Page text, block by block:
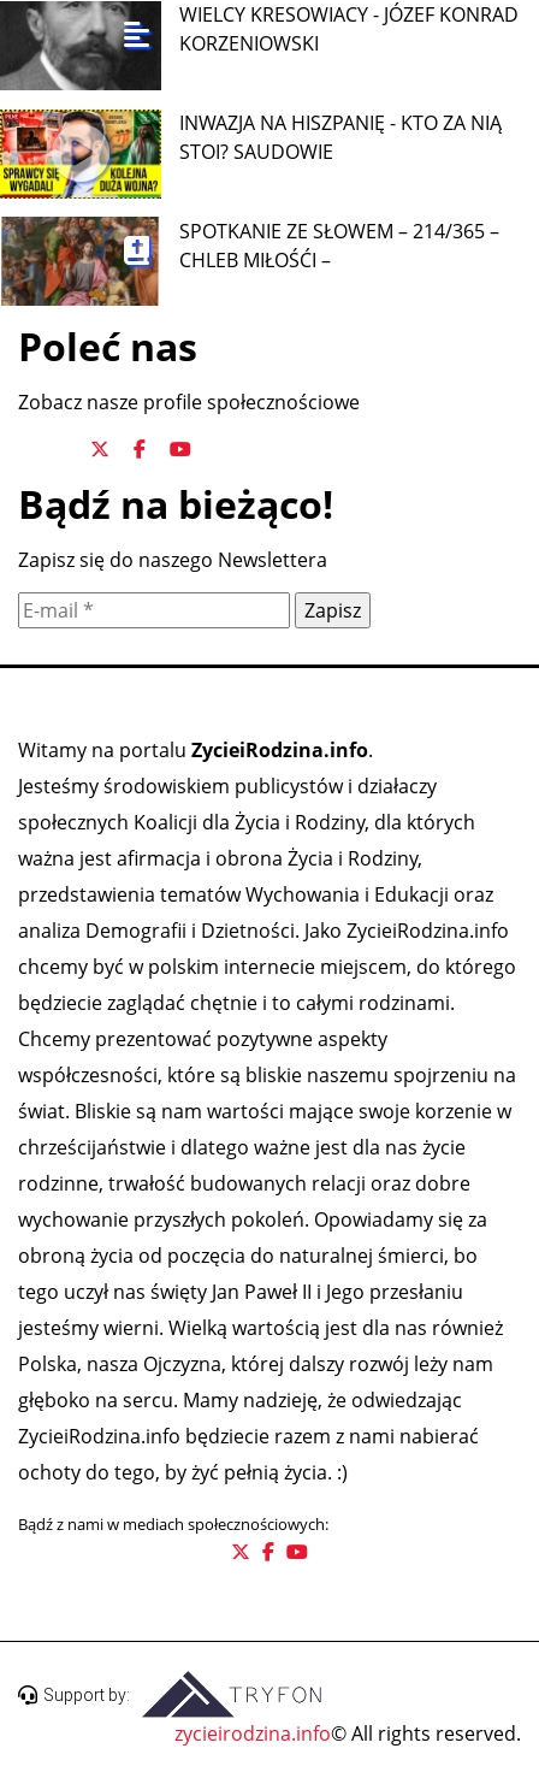
WIELCY KRESOWIACY - JÓZEF KONRAD
KORZENIOWSKI
INWAZJA NA HISZPANIĘ - KTO ZA NIĄ
STOI? SAUDOWIE
SPOTKANIE ZE SŁOWEM – 214/365 –
CHLEB MIŁOŚĆI –
Poleć nas
Zobacz nasze profile społecznościowe
Bądź na bieżąco!
Zapisz się do naszego Newslettera
Witamy na portalu ZycieiRodzina.info.
Jesteśmy środowiskiem publicystów i działaczy
społecznych Koalicji dla Życia i Rodziny, dla których
ważna jest afirmacja i obrona Życia i Rodziny,
przedstawienia tematów Wychowania i Edukacji oraz
analiza Demografii i Dzietności. Jako ZycieiRodzina.info
chcemy być w polskim internecie miejscem, do którego
będziecie zaglądać chętnie i to całymi rodzinami.
Chcemy prezentować pozytywne aspekty
współczesności, które są bliskie naszemu spojrzeniu na
świat. Bliskie są nam wartości mające swoje korzenie w
chrześcijaństwie i dlatego ważne jest dla nas życie
rodzinne, trwałość budowanych relacji oraz dobre
wychowanie przyszłych pokoleń. Opowiadamy się za
obroną życia od poczęcia do naturalnej śmierci, bo
tego uczył nas święty Jan Paweł II i Jego przesłaniu
jesteśmy wierni. Wielką wartością jest dla nas również
Polska, nasza Ojczyzna, której dalszy rozwój leży nam
głęboko na sercu. Mamy nadzieję, że odwiedzając
ZycieiRodzina.info będziecie razem z nami nabierać
ochoty do tego, by żyć pełnią życia. :)
Bądź z nami w mediach społecznościowych:
Support by:
zycieirodzina.info© All rights reserved.